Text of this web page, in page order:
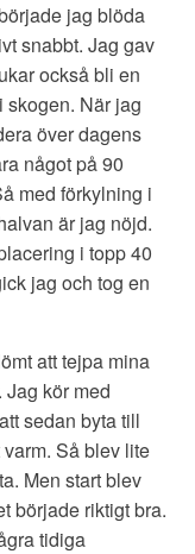
jag blöda
snabbt. Jag gav
också bli en
skogen. När jag
över dagens
något på 90
med förkylning i
är jag nöjd.
i topp 40
jag och tog en
att tejpa mina
Jag kör med
sedan byta till
Så blev lite
Men start blev
började riktigt bra.
tidiga